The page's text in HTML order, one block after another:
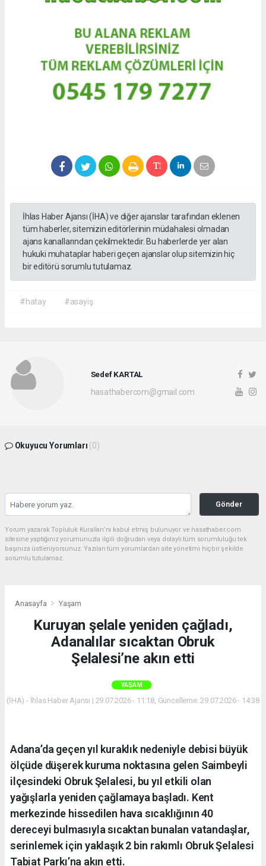
İhlas Haber Ajansı (İHA) ve diğer ajanslar tarafından eklenen
tüm haberler, sitemizin editörlerinin müdahalesi olmadan
ajans kanallarından çekilmektedir. Bu haberlerde yer alan
hukuki muhataplar haberi geçen ajanslar olup sitemizin hiç
bir editörü sorumlu tutulamaz.
#hatay #asayiş
Sedef KARTAL
hasathabercom@gmail.com
Okuyucu Yorumları (0)
Gönder
Yorum yazarak Topluluk Kuralları’nı kabul etmiş bulunuyor ve hasathaber.com
sitesine yaptığınız yorumunuzla ilgili doğrudan veya dolaylı tüm sorumluluğu tek
başınıza üstleniyorsunuz. Yazılan tüm yorumlardan site yönetimi hiçbir şekilde
sorumlu tutulamaz.
Anasayfa Yaşam
Kuruyan şelale yeniden çağladı,
Adanalılar sıcaktan Obruk
Şelalesi’ne akın etti
YAŞAM
(İHA) - İhlas Haber Ajansı | 29.07.2026 - 11:18, Güncelleme: 29.07.2026 - 14:38
Adana’da geçen yıl kuraklık nedeniyle debisi büyük
ölçüde düşerek kuruma noktasına gelen Saimbeyli
ilçesindeki Obruk Şelalesi, bu yıl etkili olan
yağışlarla yeniden çağlamaya başladı. Kent
merkezinde hissedilen hava sıcaklığının 40
dereceyi bulmasıyla sıcaktan bunalan vatandaşlar,
serinlemek için yaklaşık 2 bin rakımlı Obruk Şelalesi
Tabiat Parkı’na akın etti.